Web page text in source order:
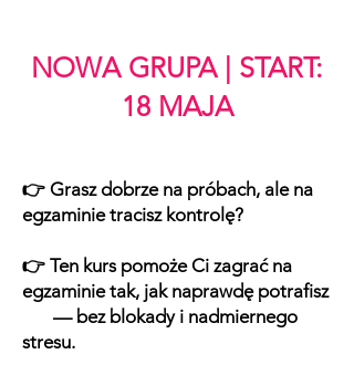
NOWA GRUPA | START:
18 MAJA
👉 Grasz dobrze na próbach, ale na
egzaminie tracisz kontrolę?
👉 Ten kurs pomoże Ci zagrać na
egzaminie tak, jak naprawdę potrafisz
— bez blokady i nadmiernego
stresu.